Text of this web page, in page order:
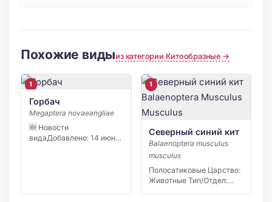
Похожие видыиз категории Китообразные →
1
Горбач
Megaptera novaeangliae
🆕 Новости
видаДобавлено: 14 июня
1
Северный синий кит
Balaenoptera musculus
musculus
Полосатиковые Царство:
Животные Тип/Отдел: